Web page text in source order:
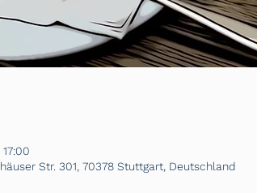
Str. 301, 70378 Stuttgart, Deutschland